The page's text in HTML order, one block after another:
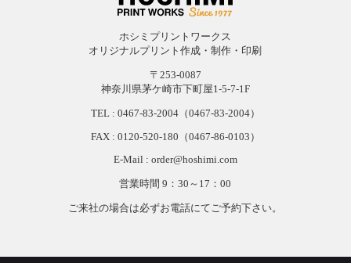
ホシミプリントワークス
オリジナルプリント作成・制作・印刷
〒253-0087
神奈川県茅ケ崎市下町屋1-5-7-1F
TEL : 0467-83-2004（0467-83-2004）
FAX : 0120-520-180（0467-86-0103）
E-Mail : order@hoshimi.com
営業時間 9：30～17：00
ご来社の場合は必ずお電話にてご予約下さい。